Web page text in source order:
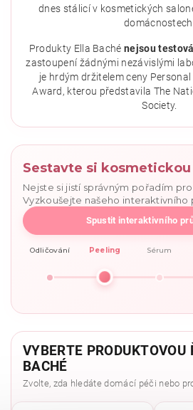
dnes stálicí v kosmetických
domácnostech.
Produkty Ella Bachénejsou
zastoupení žádnými nezávislými
je hrdým držitelem ceny
Award, kterou představila The
Society.
Sestavte si
Nejste si jistí správným pořadím
Vyzkoušejte našeho interaktivního
Spustit interaktivního
Odličování Peeling Sérum
VYBERTE PRODUKTOVOU
BACHÉ
Zvolte, zda hledáte domácí péči nebo